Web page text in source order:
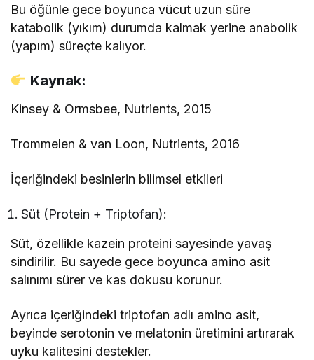
Bu öğünle gece boyunca vücut uzun süre
katabolik (yıkım) durumda kalmak yerine anabolik
(yapım) süreçte kalıyor.
Kaynak:
Kinsey & Ormsbee, Nutrients, 2015
Trommelen & van Loon, Nutrients, 2016
İçeriğindeki besinlerin bilimsel etkileri
Süt (Protein + Triptofan):
Süt, özellikle kazein proteini sayesinde yavaş
sindirilir. Bu sayede gece boyunca amino asit
salınımı sürer ve kas dokusu korunur.
Ayrıca içeriğindeki triptofan adlı amino asit,
beyinde serotonin ve melatonin üretimini artırarak
uyku kalitesini destekler.